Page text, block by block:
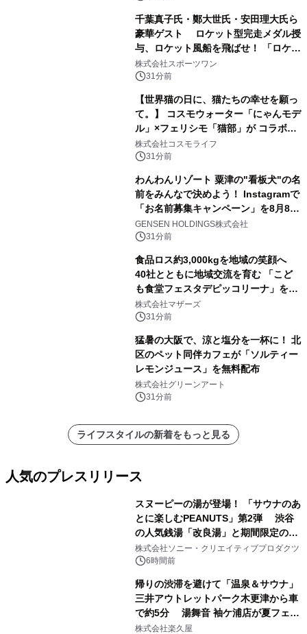
千葉真子氏・鄭大世氏・安田理大氏ら
豪華ゲスト ロケット型完走メダル授
与、ロケット風船を飛ばせ！ 「ロケッ
トマラソン2026」開催
株式会社スポーツワン
31分前
【世界猫の日に、猫たちの幸せを願っ
て。】 コスモウォーター「にゃんモデ
ル」×フェリシモ「猫部」が コラボキ
ャンペーンを実施
株式会社コスモライフ
31分前
わんわんリゾート 粟津の"看板犬"の名
前をみんなで決めよう！ Instagramで
「お名前募集キャンペーン」を8月8日
(土)より開催
GENSEN HOLDINGS株式会社
31分前
食品ロス約3,000kgを地域の笑顔へ
40社とともに地域交流を育む 「こど
も食堂フェスタデピッコリーナ」を9
月5日(土)開催
株式会社マザーズ
31分前
猛暑の大阪で、涼と塩分を一杯に！ 北
区のペット同伴カフェが「ソルティー
レモンジュース」を無料配布
株式会社グリーンアート
31分前
ライフスタイルの新着をもっと見る
人気のプレスリリース
スヌーピーの湯が登場！ 「サウナのあ
とに楽しむPEANUTS」第2弾 渋谷
の人気銭湯「改良湯」と期間限定のコ
ラボレーション サウナイキタイコラ
ボグッズも発売決定！
株式会社ソニー・クリエイティブプロダクツ
6時間前
帰りの渋滞を避けて「温泉＆サウナ」
三井アウトレットパーク木更津から車
で約5分 湯舞音 袖ケ浦店が夏フェア
メニューを提供
株式会社楽久屋